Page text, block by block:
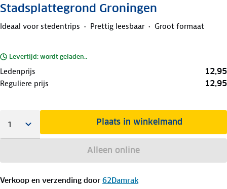
Stadsplattegrond Groningen
Ideaal voor stedentrips Prettig leesbaar Groot formaat
Levertijd: wordt geladen..
Ledenprijs 12,95
Reguliere prijs 12,95
Plaats in winkelmand
Alleen online
Verkoop en verzending door 62Damrak